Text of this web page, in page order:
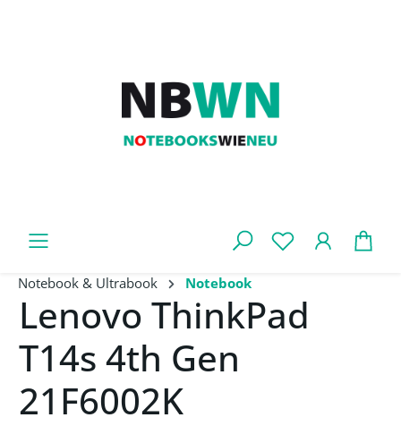
Notebook & Ultrabook Notebook
Lenovo ThinkPad
T14s 4th Gen
21F6002K